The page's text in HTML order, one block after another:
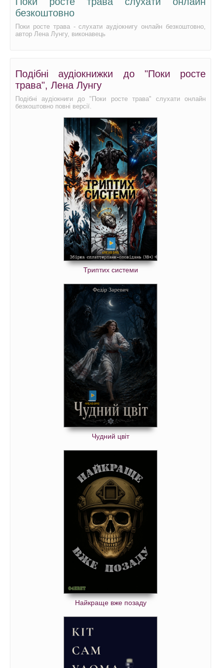
безкоштовно
Поки росте трава - слухати аудіокнигу онлайн безкоштовно,
автор Лена Лунгу, виконавець
Подібні аудіокнижки до "Поки росте
трава", Лена Лунгу
Подібні аудіокниги до "Поки росте трава" слухати онлайн
безкоштовно повні версії.
Триптих системи
Чудний цвіт
Найкраще вже позаду